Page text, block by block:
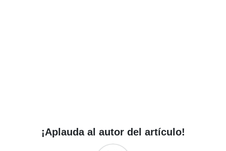
¡Aplauda al autor del artículo!